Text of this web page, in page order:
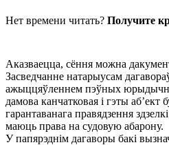
Нет времени читать? Получите
Аказваецца, сёння можна
Засведчанне натарыусам
ажыццяўленнем пэўных юрыдычна
дамова канчатковая і гэты
гарантаванага правядзення
маюць права на судовую абарону.
У папярэднім дагаворы бакі